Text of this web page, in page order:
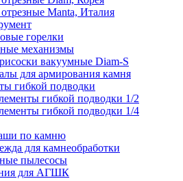
Manta, Италия
горелки
механизмы
вакуумные Diam-S
для армирования камня
гибкой подводки
гибкой подводки 1/2
гибкой подводки 1/4
по камню
для камнеобработки
пылесосы
для АГШК